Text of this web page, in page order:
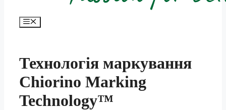
Меню
Технологія маркування
Chiorino Marking
Technology™